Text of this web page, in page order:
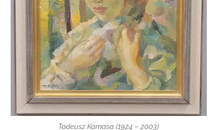
Tadeusz Kamasa (1924 – 2003)
Tadeusz Kamasa (1924 – 2003)